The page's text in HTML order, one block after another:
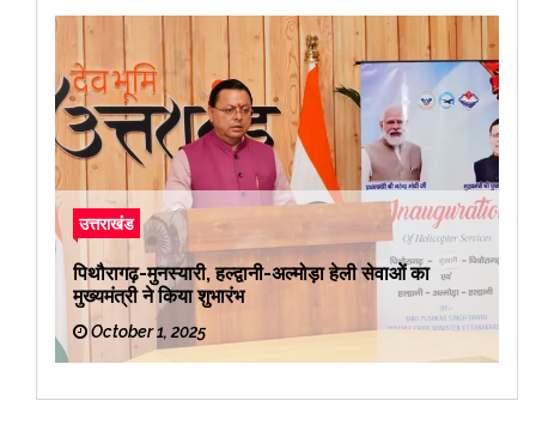
उत्तराखंड
पिथौरागढ़-मुनस्यारी, हल्द्वानी-अल्मोड़ा हेली सेवाओं का
मुख्यमंत्री ने किया शुभारंभ
October 1, 2025